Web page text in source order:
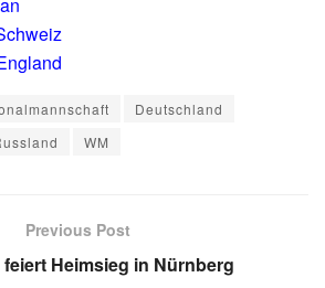
Deutschland
WM
Previous Post
Heimsieg in Nürnberg